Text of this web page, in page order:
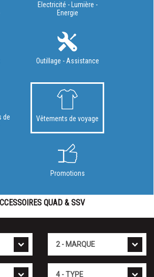
Electricité - Lumière -
Energie
Outillage - Assistance
de
Vêtements de voyage
Promotions
QUAD & SSV